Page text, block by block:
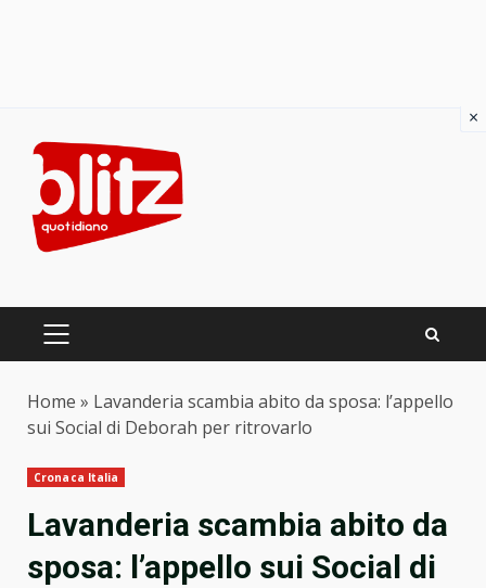
content
PRIMARY
Home » Lavanderia scambia abito da sposa: l’appello
sui Social di Deborah per ritrovarlo
Cronaca Italia
Lavanderia scambia abito da
sposa: l’appello sui Social di
×